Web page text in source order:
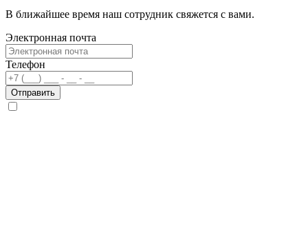
В ближайшее время наш сотрудник свяжется с вами.
Электронная почта
Телефон
Отправить